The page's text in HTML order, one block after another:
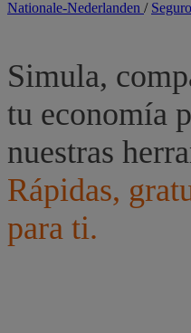
Nationale-Nederlanden /
Simula,
tu economía
nuestras
Rápidas,
para ti.